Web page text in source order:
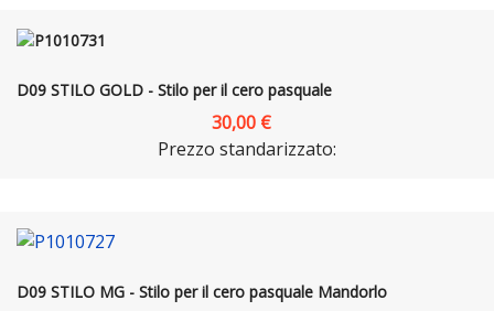
D09 STILO GOLD - Stilo per il cero pasquale
30,00 €
Prezzo standarizzato:
D09 STILO MG - Stilo per il cero pasquale Mandorlo